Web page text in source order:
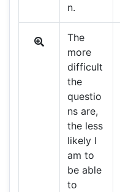
n.
The
more
difficult
the
questio
ns are,
the less
likely I
am to
be able
to